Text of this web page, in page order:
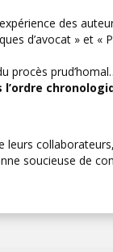
des
d’avocat » et «
procès
l’ordre
leurs
soucieuse de